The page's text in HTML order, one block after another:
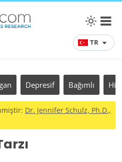
TR
Depresif Bağımlı
Dr. Jennifer Schulz, Ph.D.,